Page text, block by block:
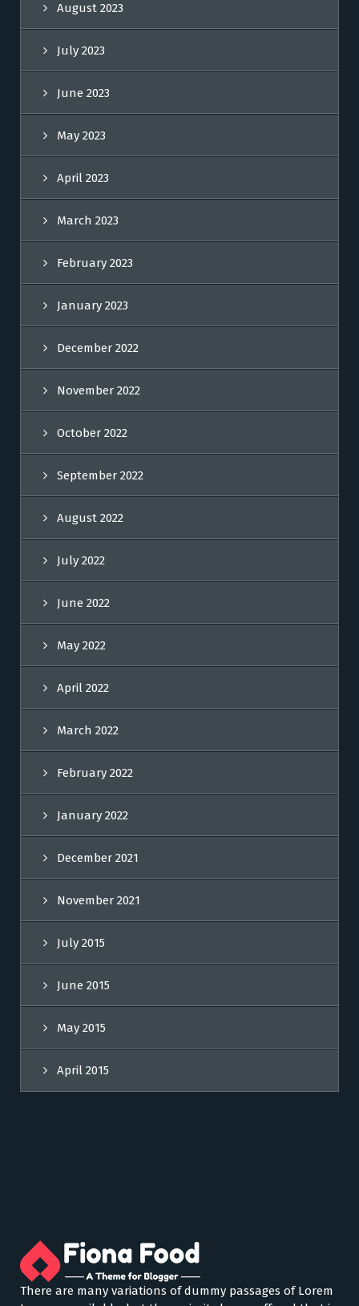
August 2023
July 2023
June 2023
May 2023
April 2023
March 2023
February 2023
January 2023
December 2022
November 2022
October 2022
September 2022
August 2022
July 2022
June 2022
May 2022
April 2022
March 2022
February 2022
January 2022
December 2021
November 2021
July 2015
June 2015
May 2015
April 2015
There are many variations of dummy passages of Lorem